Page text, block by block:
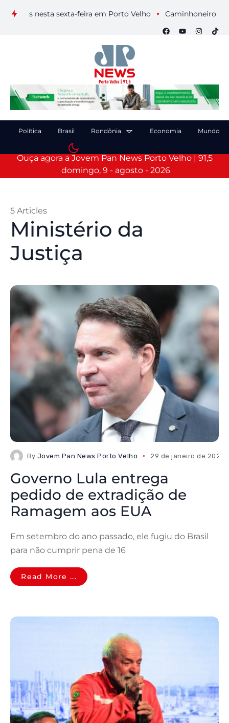
nesta sexta-feira em Porto Velho Caminhoneiro morre
Política Brasil Rondônia Economia Mundo
Ouça agora a Jovem Pan News Porto Velho | 91,5
domingo, 9 - agosto - 2026
Ministério da
Justiça
5 Articles
By Jovem Pan News Porto Velho 29 de janeiro de 2026
Governo Lula entrega
pedido de extradição de
Ramagem aos EUA
Em setembro do ano passado, ele fugiu do Brasil
para não cumprir pena de 16
Read More ...